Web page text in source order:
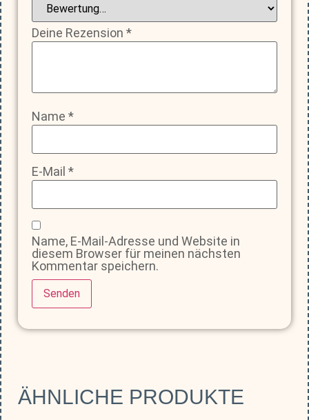
Deine Rezension *
Name *
E-Mail *
Name, E-Mail-Adresse und Website in
diesem Browser für meinen nächsten
Kommentar speichern.
ÄHNLICHE PRODUKTE